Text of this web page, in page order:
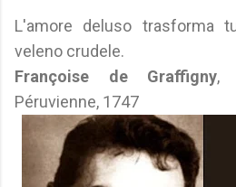
L'amore deluso trasforma
veleno crudele.
Françoise de Graffigny,
Péruvienne, 1747